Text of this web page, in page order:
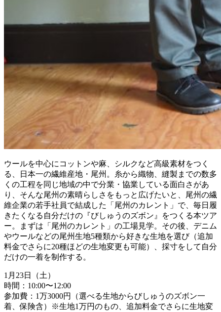
ウールを中心にコットンや麻、シルクなど高級素材をつく
る、日本一の繊維産地・尾州。糸から織物、縫製までの数多
くの工程を同じ地域の中で分業・協業している面白さがあ
り、そんな尾州の素晴らしさをもっと広げたいと、尾州の繊
維企業の若手社員で結成した「尾州のカレント」で、毎日履
きたくなる自分だけの『びしゅうのズボン』をつくる本ツア
ー。まずは「尾州のカレント」の工場見学。その後、デニム
やウールなどの尾州生地5種類から好きな生地を選び（追加
料金でさらに20種ほどの生地変更も可能）、採寸をして自分
だけの一着を制作する。
1月23日（土）
時間：10:00〜12:00
参加費：1万3000円（選べる生地からびしゅうのズボン一
着、保険含）※生地1万円のもの、追加料金でさらに生地変